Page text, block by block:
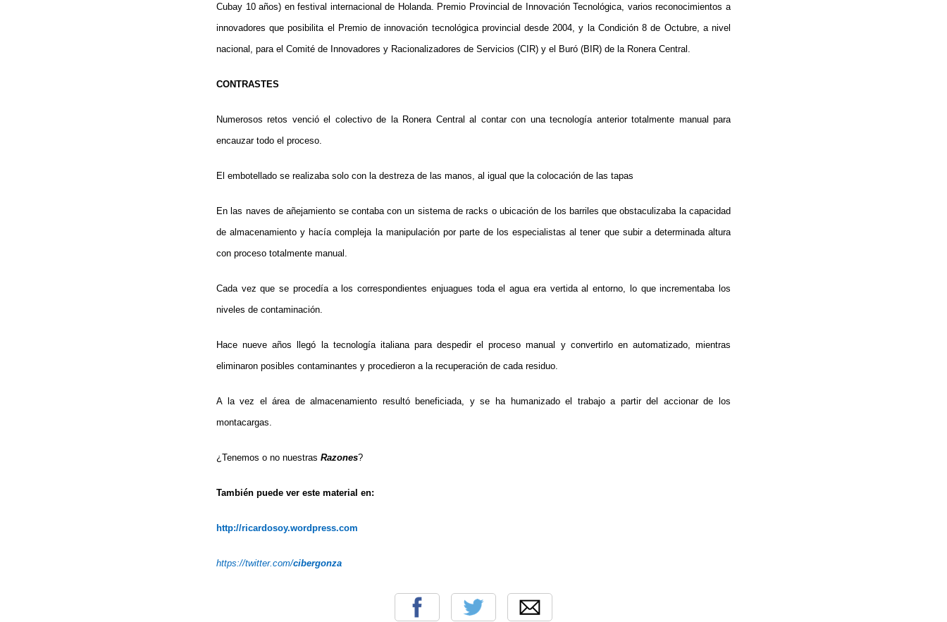
Cubay 10 años) en festival internacional de Holanda. Premio Provincial de Innovación Tecnológica, varios reconocimientos a
innovadores que posibilita el Premio de innovación tecnológica provincial desde 2004, y la Condición 8 de Octubre, a nivel
nacional, para el Comité de Innovadores y Racionalizadores de Servicios (CIR) y el Buró (BIR) de la Ronera Central.
CONTRASTES
Numerosos retos venció el colectivo de la Ronera Central al contar con una tecnología anterior totalmente manual para
encauzar todo el proceso.
El embotellado se realizaba solo con la destreza de las manos, al igual que la colocación de las tapas
En las naves de añejamiento se contaba con un sistema de racks o ubicación de los barriles que obstaculizaba la capacidad
de almacenamiento y hacía compleja la manipulación por parte de los especialistas al tener que subir a determinada altura
con proceso totalmente manual.
Cada vez que se procedía a los correspondientes enjuagues toda el agua era vertida al entorno, lo que incrementaba los
niveles de contaminación.
Hace nueve años llegó la tecnología italiana para despedir el proceso manual y convertirlo en automatizado, mientras
eliminaron posibles contaminantes y procedieron a la recuperación de cada residuo.
A la vez el área de almacenamiento resultó beneficiada, y se ha humanizado el trabajo a partir del accionar de los
montacargas.
¿Tenemos o no nuestras Razones?
También puede ver este material en:
http://ricardosoy.wordpress.com
https://twitter.com/cibergonza